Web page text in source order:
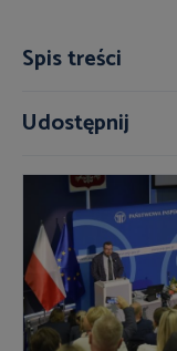
Spis treści
Udostępnij